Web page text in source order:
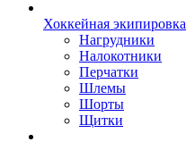
Хоккейная экипировка
Нагрудники
Налокотники
Перчатки
Шлемы
Шорты
Щитки